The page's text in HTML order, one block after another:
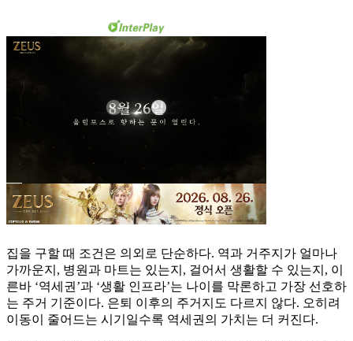
집을 구할 때 조건은 의외로 단순하다. 역과 거주지가 얼마나
가까운지, 병원과 마트는 있는지, 걸어서 생활할 수 있는지, 이
른바 ‘역세권’과 ‘생활 인프라’는 나이를 막론하고 가장 선호하
는 주거 기준이다. 은퇴 이후의 주거지도 다르지 않다. 오히려
이동이 줄어드는 시기일수록 역세권의 가치는 더 커진다.